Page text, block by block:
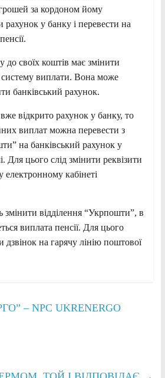
за кордоном йому
рахунок у банку і перевести на
своїх коштів має змінити
систему виплати. Вона може
банківський рахунок.
відкрито рахунок у банку, то
виплат можна перевести з
на банківський рахунок у
Для цього слід змінити реквізити
електронному кабінеті
відділення “Укрпошти”, в
виплата пенсії. Для цього
дзвінок на гарячу лінію поштової
– NPC UKRENERGO